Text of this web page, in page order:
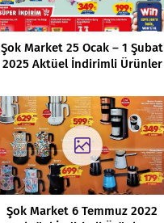
Şok Market 25 Ocak – 1 Şubat
2025 Aktüel İndirimli Ürünler
Şok Market 6 Temmuz 2022